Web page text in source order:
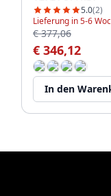
5.0(2)
Lieferung in 5-6
€ 377,06
€ 346,12
In den